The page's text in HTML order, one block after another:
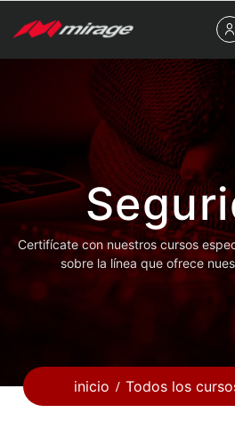
Certifícate con nuestros cursos
sobre la línea que ofrece
inicio Todos los